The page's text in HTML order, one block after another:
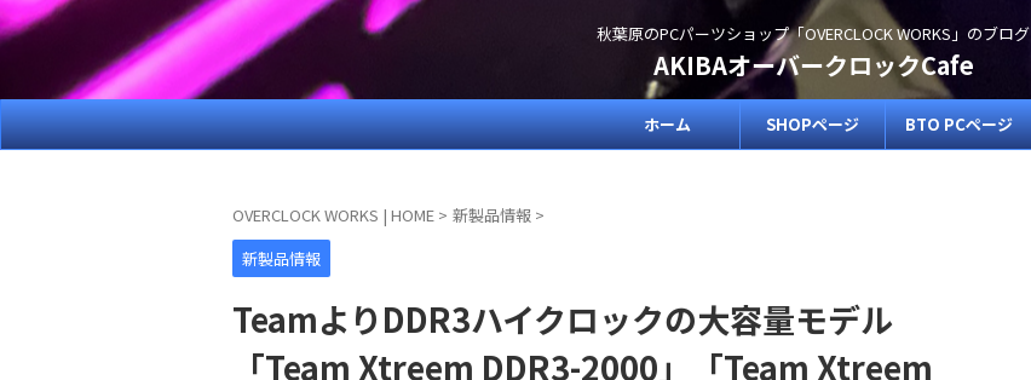
秋葉原のPCパーツショップ「OVERCLOCK WORKS」のブログ
AKIBAオーバークロックCafe
ホーム SHOPページ BTO PCページ
OVERCLOCK WORKS | HOME > 新製品情報 >
新製品情報
TeamよりDDR3ハイクロックの大容量モデル
「Team Xtreem DDR3-2000」「Team Xtreem